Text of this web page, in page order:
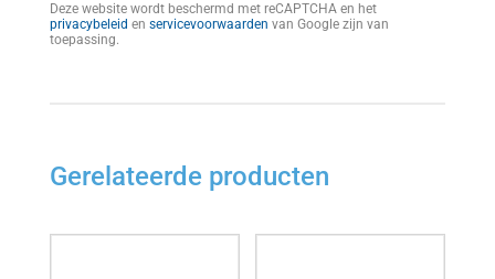
Deze website wordt beschermd met reCAPTCHA en het
privacybeleid en servicevoorwaarden van Google zijn van
toepassing.
Gerelateerde producten